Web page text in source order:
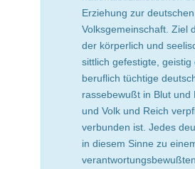
Erziehung zur deutschen
Volksgemeinschaft. Ziel
der körperlich und
sittlich gefestigte, geistig
beruflich tüchtige
rassebewußt in Blut und
und Volk und Reich
verbunden ist. Jedes
in diesem Sinne zu